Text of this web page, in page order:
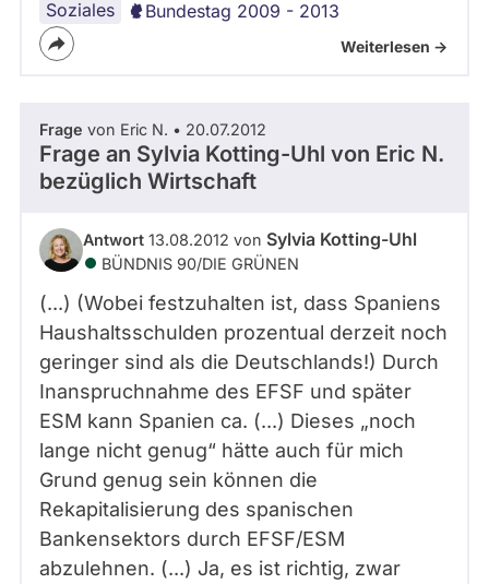
Soziales Bundestag 2009 - 2013
Weiterlesen ->
Frage von Eric N. • 20.07.2012
Frage an Sylvia Kotting-Uhl von Eric N.
bezüglich Wirtschaft
Antwort 13.08.2012 von Sylvia Kotting-Uhl
BÜNDNIS 90/­DIE GRÜNEN
(...) (Wobei festzuhalten ist, dass Spaniens
Haushaltsschulden prozentual derzeit noch
geringer sind als die Deutschlands!) Durch
Inanspruchnahme des EFSF und später
ESM kann Spanien ca. (...) Dieses „noch
lange nicht genug“ hätte auch für mich
Grund genug sein können die
Rekapitalisierung des spanischen
Bankensektors durch EFSF/ESM
abzulehnen. (...) Ja, es ist richtig, zwar